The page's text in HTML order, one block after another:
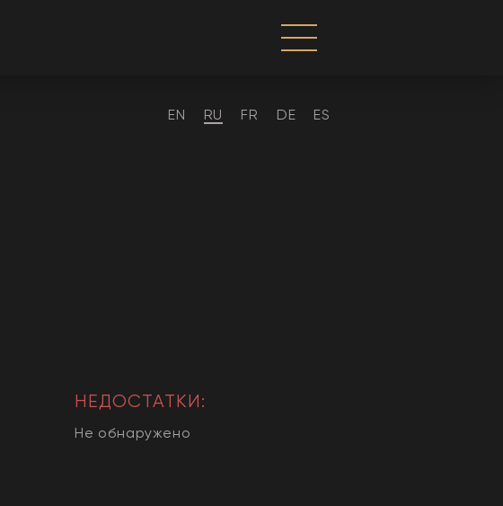
EN RU FR DE ES
НЕДОСТАТКИ:
Не обнаружено